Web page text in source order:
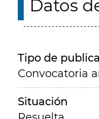
Datos
Tipo de
Convocatoria
Situación